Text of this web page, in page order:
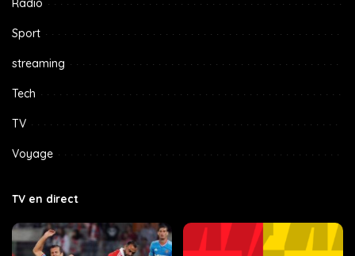
Radio
Sport
streaming
Tech
TV
Voyage
TV en direct